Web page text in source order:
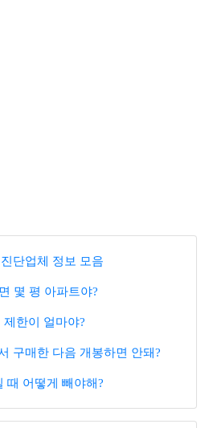
단업체 정보 모음
몇 평 아파트야?
한이 얼마야?
구매한 다음 개봉하면 안돼?
때 어떻게 빼야해?